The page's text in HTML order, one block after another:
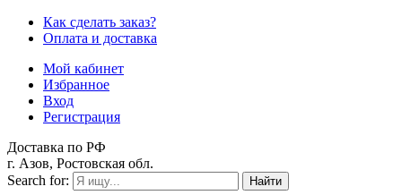
Как сделать заказ?
Оплата и доставка
Мой кабинет
Избранное
Вход
Регистрация
Доставка по РФ
г. Азов, Ростовская обл.
Search for:
Найти